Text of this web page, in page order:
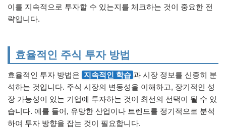
이를 지속적으로 투자할 수 있는지를 체크하는 것이 중요한 전
략입니다.
효율적인 주식 투자 방법
효율적인 투자 방법은 지속적인 학습 과 시장 정보를 신중히 분
석하는 것입니다. 주식 시장의 변동성을 이해하고, 장기적인 성
장 가능성이 있는 기업에 투자하는 것이 최선의 선택이 될 수 있
습니다. 예를 들어, 유망한 산업이나 트렌드를 정기적으로 분석
하여 투자 방향을 잡는 것이 필요합니다.